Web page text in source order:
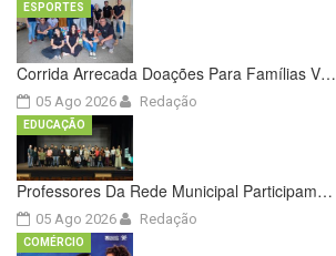
Corrida Arrecada Doações Para Famílias V…
05 Ago 2026
ESPORTES
Redação
Professores Da Rede Municipal Participam…
05 Ago 2026
EDUCAÇÃO
Redação
COMÉRCIO